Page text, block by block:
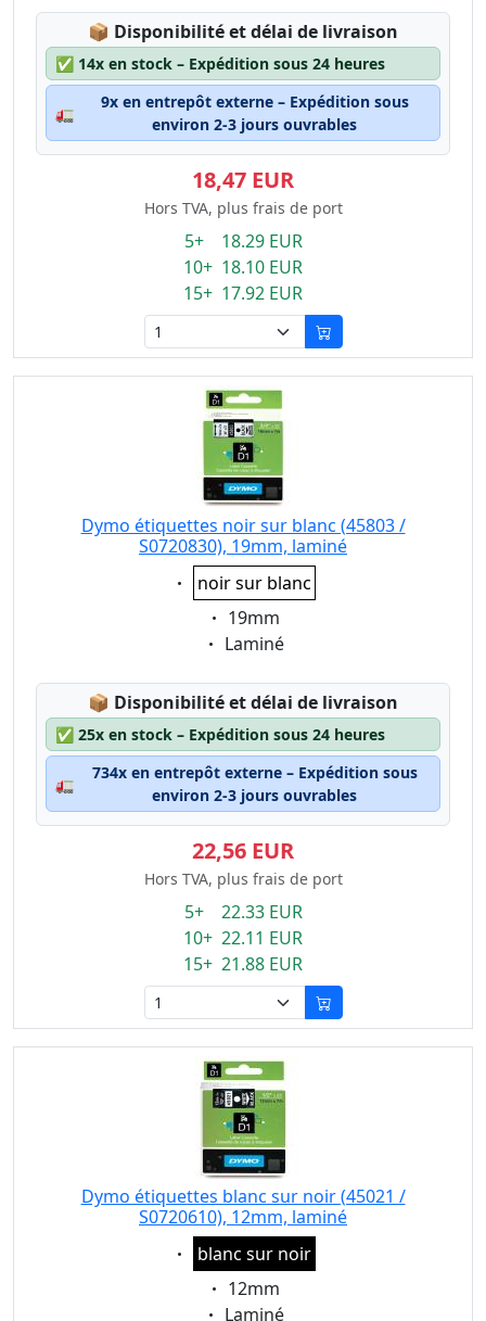
📦 Lagerstatus:
Disponibilité et délai de livraison
✅ 14x en stock – Expédition sous 24 heures
🚛
9x en entrepôt externe – Expédition sous
environ 2-3 jours ouvrables
18,47 EUR
Hors TVA, plus frais de port
5+ 18.29 EUR
10+ 18.10 EUR
15+ 17.92 EUR
Dymo étiquettes noir sur blanc (45803 /
S0720830), 19mm, laminé
Eigenschaft:
noir sur blanc
Eigenschaft:
19mm
Eigenschaft:
Laminé
📦 Lagerstatus:
Disponibilité et délai de livraison
✅ 25x en stock – Expédition sous 24 heures
🚛
734x en entrepôt externe – Expédition sous
environ 2-3 jours ouvrables
22,56 EUR
Hors TVA, plus frais de port
5+ 22.33 EUR
10+ 22.11 EUR
15+ 21.88 EUR
Dymo étiquettes blanc sur noir (45021 /
S0720610), 12mm, laminé
Eigenschaft:
blanc sur noir
Eigenschaft:
12mm
Eigenschaft:
Laminé